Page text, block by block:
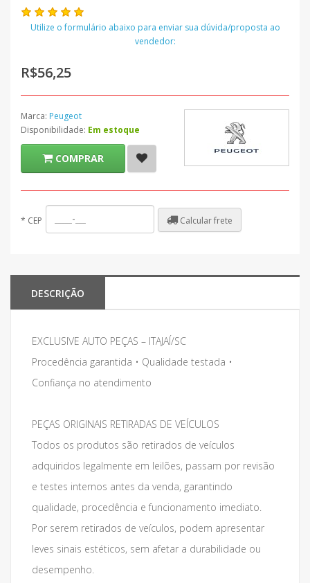
Utilize o formulário abaixo para enviar sua dúvida/proposta ao
vendedor:
R$56,25
Marca: Peugeot
Disponibilidade: Em estoque
COMPRAR
* CEP Calcular frete
DESCRIÇÃO
EXCLUSIVE AUTO PEÇAS – ITAJAÍ/SC
Procedência garantida • Qualidade testada •
Confiança no atendimento
PEÇAS ORIGINAIS RETIRADAS DE VEÍCULOS
Todos os produtos são retirados de veículos
adquiridos legalmente em leilões, passam por revisão
e testes internos antes da venda, garantindo
qualidade, procedência e funcionamento imediato.
Por serem retirados de veículos, podem apresentar
leves sinais estéticos, sem afetar a durabilidade ou
desempenho.